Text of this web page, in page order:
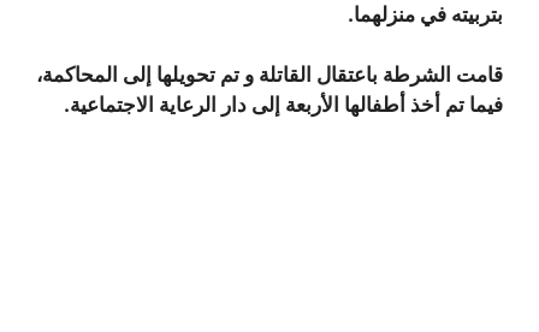
بتربيته في منزلهما.
قامت الشرطة باعتقال القاتلة و تم تحويلها إلى المحاكمة،
فيما تم أخذ أطفالها الأربعة إلى دار الرعاية الاجتماعية.